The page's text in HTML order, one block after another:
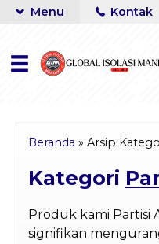
Menu Kontak
Beranda » Arsip
Kategori
Produk kami Partisi
signifikan